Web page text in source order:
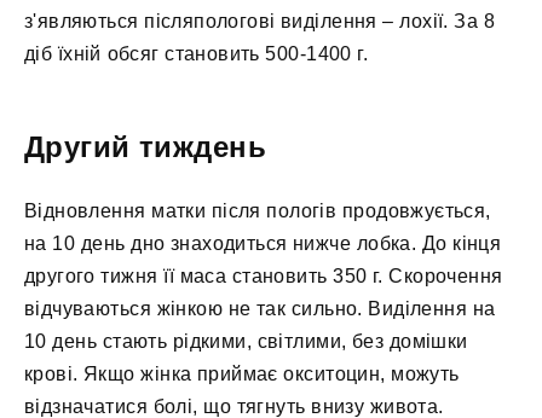
з'являються післяпологові виділення – лохії. За 8
діб їхній обсяг становить 500-1400 г.
Другий тиждень
Відновлення матки після пологів продовжується,
на 10 день дно знаходиться нижче лобка. До кінця
другого тижня її маса становить 350 г. Скорочення
відчуваються жінкою не так сильно. Виділення на
10 день стають рідкими, світлими, без домішки
крові. Якщо жінка приймає окситоцин, можуть
відзначатися болі, що тягнуть внизу живота.